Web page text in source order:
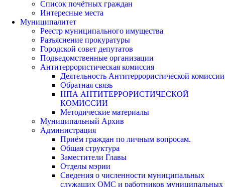
Список почётных граждан
Интересные места
Муниципалитет
Реестр муниципального имущества
Разъяснение прокуратуры
Городской совет депутатов
Подведомственные организации
Антитеррористическая комиссия
Деятельность Антитеррористической комиссии
Обратная связь
НПА АНТИТЕРРОРИСТИЧЕСКОЙ
КОМИССИИ
Методические материалы
Муниципальный Архив
Администрация
Приём граждан по личным вопросам.
Общая структура
Заместители Главы
Отделы мэрии
Сведения о численности муниципальных
служащих ОМС и работников муниципальных